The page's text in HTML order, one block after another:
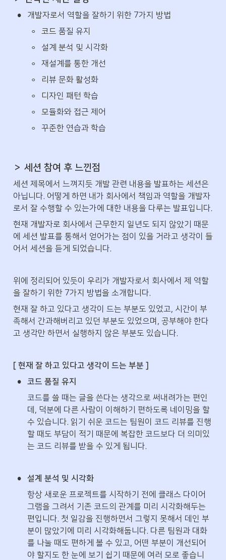
• 개발자로서 역할을 잘하기 위한 7가지 방법
◦ 코드 품질 유지
◦ 설계 분석 및 시각화
◦ 재설계를 통한 개선
◦ 리뷰 문화 활성화
◦ 디자인 패턴 학습
◦ 모듈화와 접근 제어
◦ 꾸준한 연습과 학습
＞ 세션 참여 후 느낀점
세션 제목에서 느껴지듯 개발 관련 내용을 발표하는 세션은
아닙니다. 어떻게 하면 내가 회사에서 책임과 역할을 개발자
로서 잘 수행할 수 있는가에 대한 내용을 다루는 발표입니다.
현재 개발자로 회사에서 근무한지 일년도 되지 않았기 때문
에 세션 발표를 통해서 얻어가는 점이 있을 거라고 생각이 들
어서 세션을 듣게 되었습니다.
위에 정리되어 있듯이 우리가 개발자로서 회사에서 제 역할
을 잘하기 위한 7가지 방법을 소개합니다.
현재 잘 하고 있다고 생각이 드는 부분도 있었고, 시간이 부
족해서 간과해버리고 있던 부분도 있었으며, 공부해야 한다
고 생각만 하면서 실행하지 않은 부분도 있습니다.
[ 현재 잘 하고 있다고 생각이 드는 부분 ]
•
코드 품질 유지
코드를 쓸 때는 글을 쓴다는 생각으로 써내려가는 편인
데, 덕분에 다른 사람이 이해하기 편하도록 네이밍을 할
수 있습니다. 읽기 쉬운 코드는 팀원이 코드 리뷰를 진행
할 때도 부담이 적기 때문에 복잡한 코드보다 더 의미있
는 코드 리뷰를 받을 수 있게 됩니다.
•
설계 분석 및 시각화
항상 새로운 프로젝트를 시작하기 전에 클래스 다이어
그램을 그려서 기존 코드의 관계를 미리 시각화해두는
편입니다. 첫 일감을 진행하면서 그렇지 못해서 데인 부
분이 많았기에 미리 시각화해둡니다. 다른 팀원과 대화
를 나눌 때도 편하게 볼 수 있고, 어떤 부분이 개선되어
야 할지도 한 눈에 보기 쉽기 때문에 여러 모로 좋습니